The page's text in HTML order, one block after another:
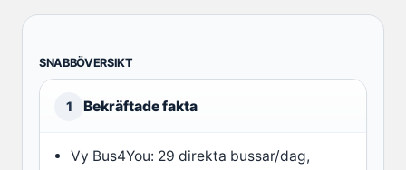
SNABBÖVERSIKT
1 Bekräftade fakta
Vy Bus4You: 29 direkta bussar/dag,